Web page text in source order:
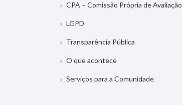
CPA – Comissão Própria de Avaliação
LGPD
Transparência Pública
O que acontece
Serviços para a Comunidade